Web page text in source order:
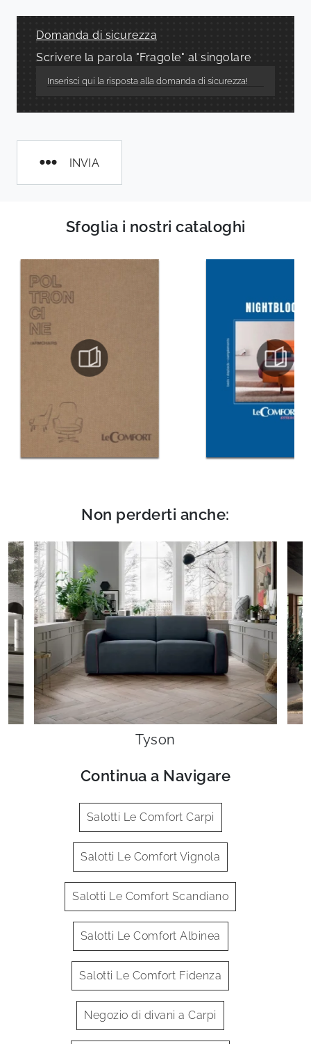
Sfoglia i nostri cataloghi
Domanda di sicurezza
Scrivere la parola "Fragole" al singolare
INVIA
Non perderti anche:
Tyson
Continua a Navigare
Salotti Le Comfort Carpi
Salotti Le Comfort Vignola
Salotti Le Comfort Scandiano
Salotti Le Comfort Albinea
Salotti Le Comfort Fidenza
Negozio di divani a Carpi